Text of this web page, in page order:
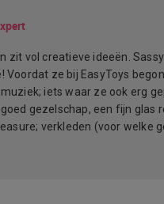
zit vol creatieve ideeën.
ze bij EasyToys
iets waar ze ook erg
gezelschap, een fijn glas
verkleden (voor welke